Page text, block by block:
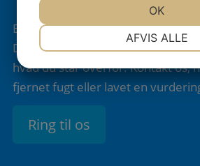
En korrekt løsning kræver ofte en
Den kan vi hjælpe med at lave, så
hvad du står overfor. Kontakt os,
fjernet fugt eller lavet en
Ring til os
MARKETING
AFVIS ALLE
OK